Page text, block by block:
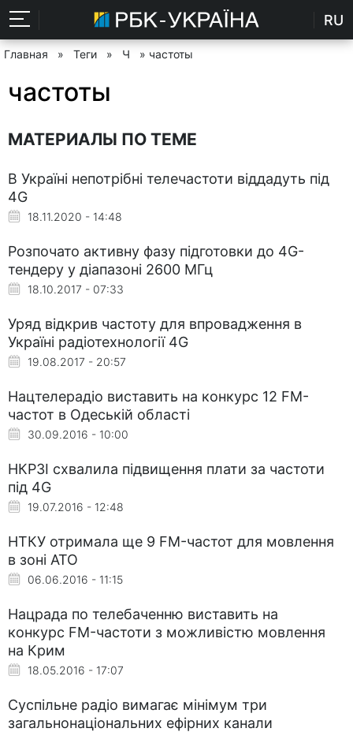
RU
Главная » Теги » Ч » частоты
частоты
МАТЕРИАЛЫ ПО ТЕМЕ
В Україні непотрібні телечастоти віддадуть під
4G
18.11.2020 - 14:48
Розпочато активну фазу підготовки до 4G-
тендеру у діапазоні 2600 МГц
18.10.2017 - 07:33
Уряд відкрив частоту для впровадження в
Україні радіотехнології 4G
19.08.2017 - 20:57
Нацтелерадіо виставить на конкурс 12 FM-
частот в Одеській області
30.09.2016 - 10:00
НКРЗІ схвалила підвищення плати за частоти
під 4G
19.07.2016 - 12:48
НТКУ отримала ще 9 FM-частот для мовлення
в зоні АТО
06.06.2016 - 11:15
Нацрада по телебаченню виставить на
конкурс FM-частоти з можливістю мовлення
на Крим
18.05.2016 - 17:07
Суспільне радіо вимагає мінімум три
загальнонаціональних ефірних канали